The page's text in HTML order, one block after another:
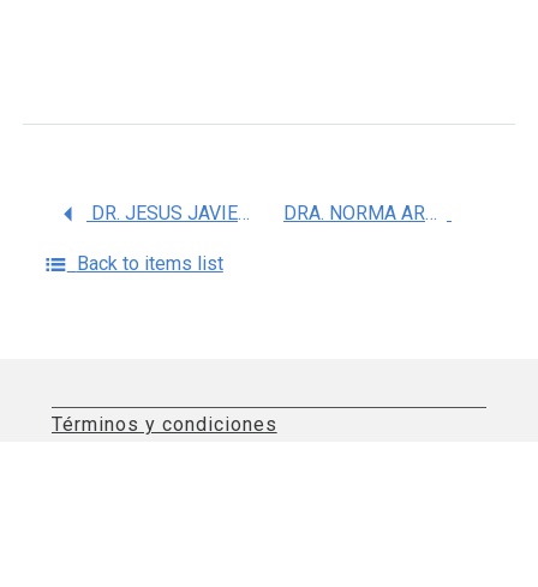
DR. JESUS JAVIER ESPINOSA AGUIRRE DRA. NORMA ARACELI BOBADILLA SANDOVAL
Back to items list
Términos y condiciones